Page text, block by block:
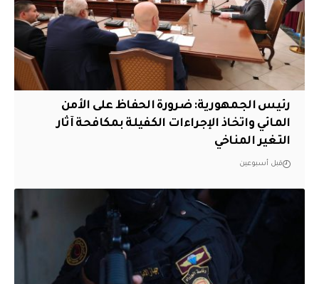
رئيس الجمهورية: ضرورة الحفاظ على الأمن
المائي واتخاذ الإجراءات الكفيلة بمكافحة آثار
التغير المناخي
قبل أسبوعين